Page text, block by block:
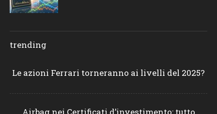
trending
Le azioni Ferrari torneranno ai livelli del 2025?